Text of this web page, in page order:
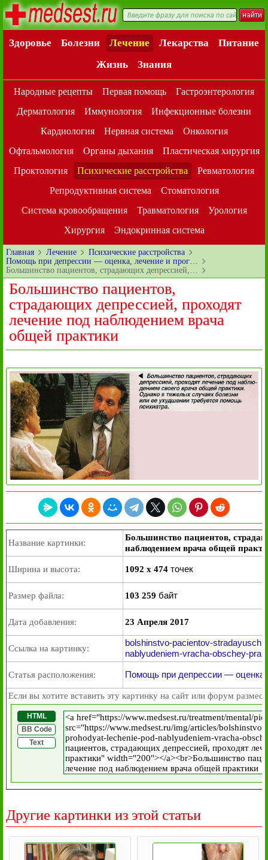
Здоровье Болезни Лечение Лекарства
Питание
Жизнь
Знания
Народные рецепты Первая помощь
Гастроэнтерология
Дерматология
Иммунология
Инфекционные болезни
Кардиология
Нервная система
Онкология
Офтальмология
Органы дыхания
Пластическая хирургия
Проктология
Психические расстройства
Ревматология
Репродуктивная система
Стоматология
Система кровообращения
Травматология
Урология
Хирургия
Эндокринная система
Главная Лечение
Психические расстройства
Помощь при депрессии — оценка, лечение и прог…
Большинство пациентов, страдающих депрессией,…
Большинство пациентов,
страдающих депрессией, проходят
лечение под наблюдением врача
общей практики
Название картинки:
Большинство пациентов,
наблюдением врача общей
Ширина и высота: 1092 x 474 точек
Размер файла: 103 259 байт
Дата добавления: 23 Апреля 2017
Ссылка на картинку:
bolshinstvo-pacientov-
nablyudeniem-vracha-obschey-
Статья расположения: Помощь при депрессии — оценка,
Если вы хотите вставить эту картинку на сайт или форум
HTML
BB Code
Text
Другие картинки из этой статьи